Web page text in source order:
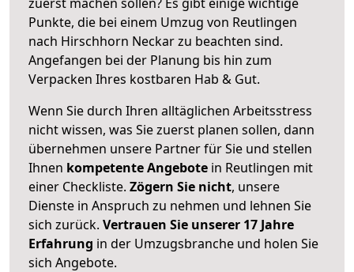
Punkte, die bei einem Umzug von Reutlingen
nach Hirschhorn Neckar zu beachten sind.
Angefangen bei der Planung bis hin zum
Verpacken Ihres kostbaren Hab & Gut.
Wenn Sie durch Ihren alltäglichen Arbeitsstress
nicht wissen, was Sie zuerst planen sollen, dann
übernehmen unsere Partner für Sie und stellen
Ihnen kompetente Angebote in Reutlingen mit
einer Checkliste. Zögern Sie nicht, unsere
Dienste in Anspruch zu nehmen und lehnen Sie
sich zurück. Vertrauen Sie unserer 17 Jahre
Erfahrung in der Umzugsbranche und holen Sie
sich Angebote.